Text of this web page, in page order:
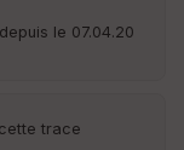
S
le 07.04.20
trace